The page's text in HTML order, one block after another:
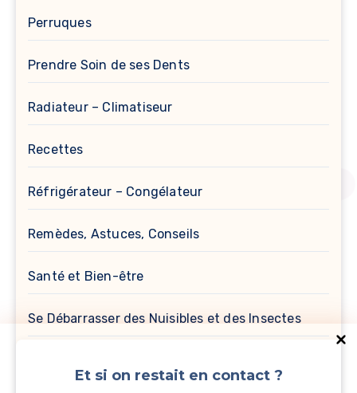
Et si on restait en contact ?
Perruques
Prendre Soin de ses Dents
Radiateur – Climatiseur
Recettes
Réfrigérateur – Congélateur
Remèdes, Astuces, Conseils
Santé et Bien-être
Se Débarrasser des Nuisibles et des Insectes